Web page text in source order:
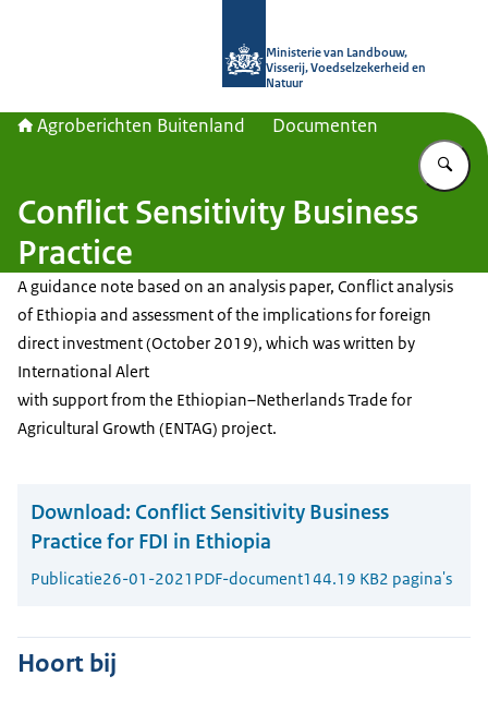
Ministerie van Landbouw,
Visserij, Voedselzekerheid en
Natuur
Agroberichten Buitenland Documenten
Conflict Sensitivity Business
Practice
A guidance note based on an analysis paper, Conflict analysis
of Ethiopia and assessment of the implications for foreign
direct investment (October 2019), which was written by
International Alert
with support from the Ethiopian–Netherlands Trade for
Agricultural Growth (ENTAG) project.
Download: Conflict Sensitivity Business
Practice for FDI in Ethiopia
Publicatie26-01-2021 PDF-document144.19 KB2 pagina's
Hoort bij